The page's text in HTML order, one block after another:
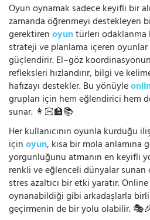
Oyun oynamak sadece keyifli bir
zamanda öğrenmeyi destekleyen
gerektirenoyuntürleri
strateji ve planlama içeren
güçlendirir. El–göz
refleksleri hızlandırır, bilgi ve
hafızayı destekler. Bu yönüyle
grupları için hem eğlendirici hem
sunar. 👩🏻‍🏫📚
Her kullanıcının oyunla kurduğu
içinoyun, kısa bir mola
yorgunluğunu atmanın en keyifli
renkli ve eğlenceli dünyalar
stres azaltıcı bir etki yaratır.
oynanabildiği gibi arkadaşlarla
geçirmenin de bir yolu olabilir.